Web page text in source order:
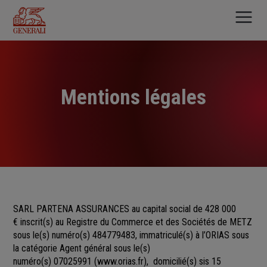
contenu
principal
Mentions légales
SARL PARTENA ASSURANCES au capital social de 428 000
€ inscrit(s) au Registre du Commerce et des Sociétés de METZ
sous le(s) numéro(s) 484779483, immatriculé(s) à l’ORIAS sous
la catégorie Agent général sous le(s)
numéro(s) 07025991 (www.orias.fr), domicilié(s) sis 15